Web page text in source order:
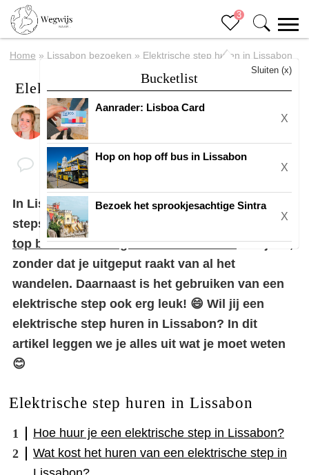
3
Bucketlist
Sluiten (x)
Aanrader: Lisboa Card
X
Hop on hop off bus in Lissabon
X
Bezoek het sprookjesachtige Sintra
X
Home » Lissabon bezoeken » Elektrische step huren in Lissabon
Elektrische step huren in Lissabon
DoorEline
In Lissabon kun je hele handige elektrische
steps huren. Op die manier kun je veel van de
top bezienswaardigheden in Lissabonbekijken,
zonder dat je uitgeput raakt van al het
wandelen. Daarnaast is het gebruiken van een
elektrische step ook erg leuk! 😄 Wil jij een
elektrische step huren in Lissabon? In dit
artikel leggen we je alles uit wat je moet weten
😊
Elektrische step huren in Lissabon
Hoe huur je een elektrische step in Lissabon?
Wat kost het huren van een elektrische step in